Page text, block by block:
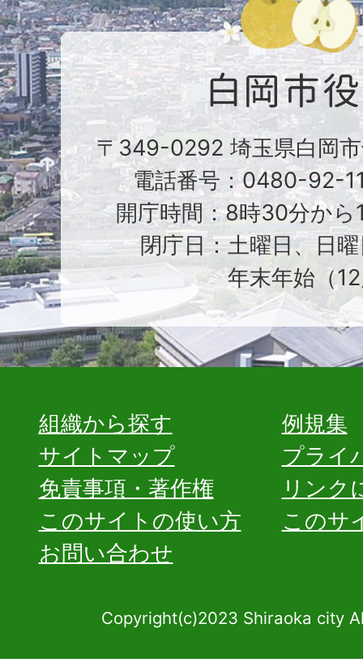
〒349-0292 埼玉県白岡
電話番号：0480-92-
開庁時間：8時30分から
閉庁日：土曜日、日
年末年始（
組織から探す
例規集
サイトマップ
プライ
免責事項・著作権
リンク
このサイトの使い方
このサ
お問い合わせ
Copyright(c)2023 Shiraoka city